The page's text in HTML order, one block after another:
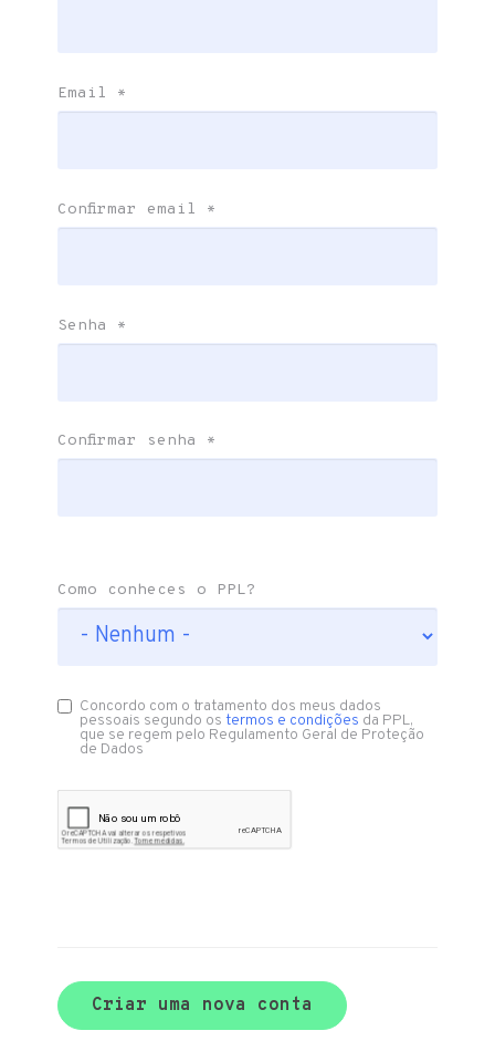
Email *
Confirmar email *
Senha *
Confirmar senha *
Como conheces o PPL?
Concordo com o tratamento dos meus dados
pessoais segundo ostermos e condições da PPL,
que se regem pelo Regulamento Geral de Proteção
de Dados
Criar uma nova conta